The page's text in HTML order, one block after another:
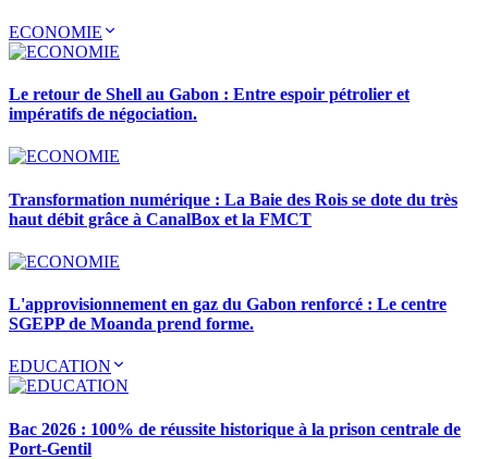
ECONOMIE
Le retour de Shell au Gabon : Entre espoir pétrolier et
impératifs de négociation.
Transformation numérique : La Baie des Rois se dote du très
haut débit grâce à CanalBox et la FMCT
L'approvisionnement en gaz du Gabon renforcé : Le centre
SGEPP de Moanda prend forme.
EDUCATION
Bac 2026 : 100% de réussite historique à la prison centrale de
Port-Gentil